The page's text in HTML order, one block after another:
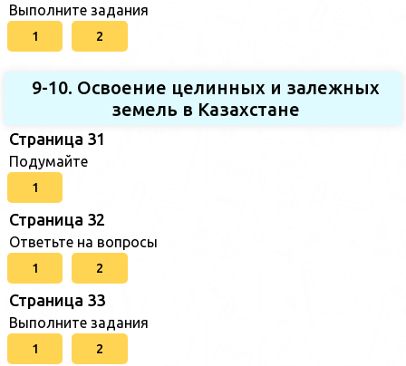
Выполните задания
1 2
9-10. Освоение целинных и залежных
земель в Казахстане
Страница 31
Подумайте
1
Страница 32
Ответьте на вопросы
1 2
Страница 33
Выполните задания
1 2